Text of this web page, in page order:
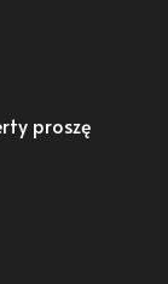
proszę